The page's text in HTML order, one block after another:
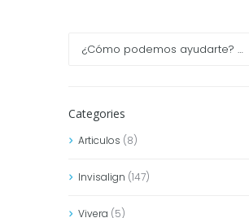
Categories
Articulos (8)
Invisalign (147)
Vivera (5)